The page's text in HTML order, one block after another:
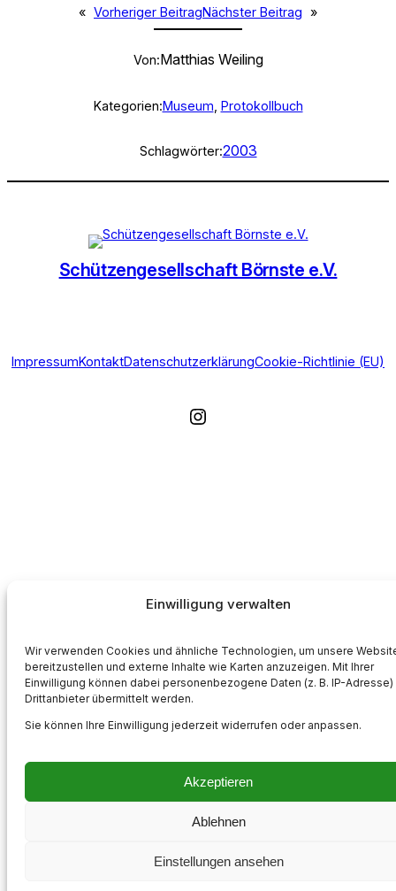
Einwilligung verwalten
Wir verwenden Cookies und ähnliche Technologien, um unsere
bereitzustellen und externe Inhalte wie Karten anzuzeigen. Mit Ihrer
Einwilligung können dabei personenbezogene Daten (z. B. IP-Adresse)
Drittanbieter übermittelt werden.
Sie können Ihre Einwilligung jederzeit widerrufen oder anpassen.
Akzeptieren
Ablehnen
Einstellungen ansehen
« Vorheriger BeitragNächster Beitrag »
Von:Matthias Weiling
Kategorien:Museum Protokollbuch
Schlagwörter:2003
Schützengesellschaft Börnste e.V.
ImpressumKontaktDatenschutzerklärungCookie-Richtlinie (EU)
Instagram